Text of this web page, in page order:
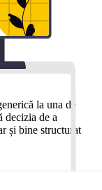
la una de
decizia de a
și bine structurat